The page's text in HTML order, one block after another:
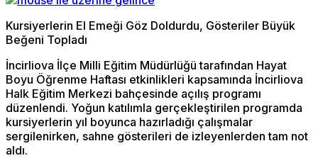
Kursiyerlerin El Emeği Göz Doldurdu, Gösteriler Büyük
Beğeni Topladı
İncirliova İlçe Milli Eğitim Müdürlüğü tarafından Hayat
Boyu Öğrenme Haftası etkinlikleri kapsamında İncirliova
Halk Eğitim Merkezi bahçesinde açılış programı
düzenlendi. Yoğun katılımla gerçekleştirilen programda
kursiyerlerin yıl boyunca hazırladığı çalışmalar
sergilenirken, sahne gösterileri de izleyenlerden tam not
aldı.